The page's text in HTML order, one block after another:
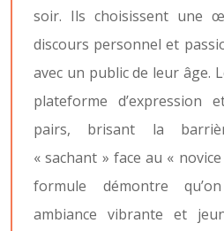
soir. Ils choisissent une
discours personnel et
avec un public de leur âge.
plateforme d’expression
pairs, brisant la
« sachant » face au «
formule démontre
ambiance vibrante et